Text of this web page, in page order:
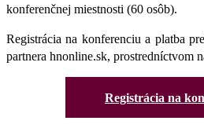
konferenčnej miestnosti (60 osôb).
Registrácia na konferenciu a platba
partnera hnonline.sk, prostredníctvom
Registrácia na